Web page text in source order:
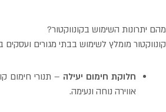
מהם יתרונות השימוש בקונווקטור?
קונווקטור מומלץ לשימוש בבתי מגורים ועסקים
חלוקת חימום יעילה – תנורי חימום
אווירה נוחה ונעימה.